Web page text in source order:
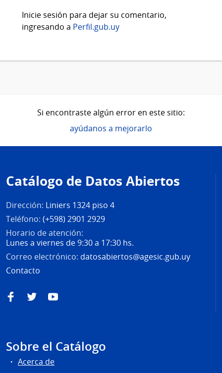
Inicie sesión para dejar su comentario,
ingresando a Perfil.gub.uy
Si encontraste algún error en este sitio:
ayúdanos a mejorarlo
de
página
Catálogo de Datos Abiertos
Dirección: Liniers 1324 piso 4
Teléfono: (+598) 2901 2929
Horario de atención:
Lunes a viernes de 9:30 a 17:30 hs.
Correo electrónico: datosabiertos@agesic.gub.uy
Contacto
FacebookTwitterYouTube
Sobre el Catálogo
Acerca de